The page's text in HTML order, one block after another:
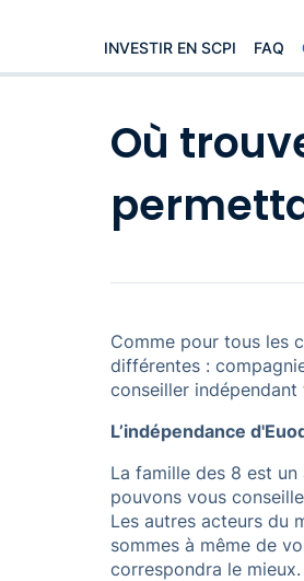
INVESTIR EN SCPI FAQ
Où
Comme pour tous les
différentes :
conseiller indépendant
L’indépendance
La famille des 8 est un
pouvons vous
Les autres acteurs du
sommes à même de
correspondra le mieux.